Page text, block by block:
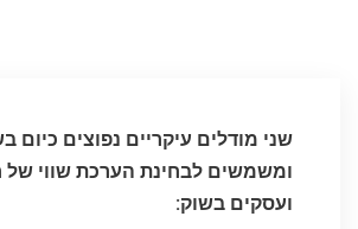
שני מודלים עיקריים נפוצים כיום
ומשמשים לבחינת הערכת שווי של
ועסקים בשוק: